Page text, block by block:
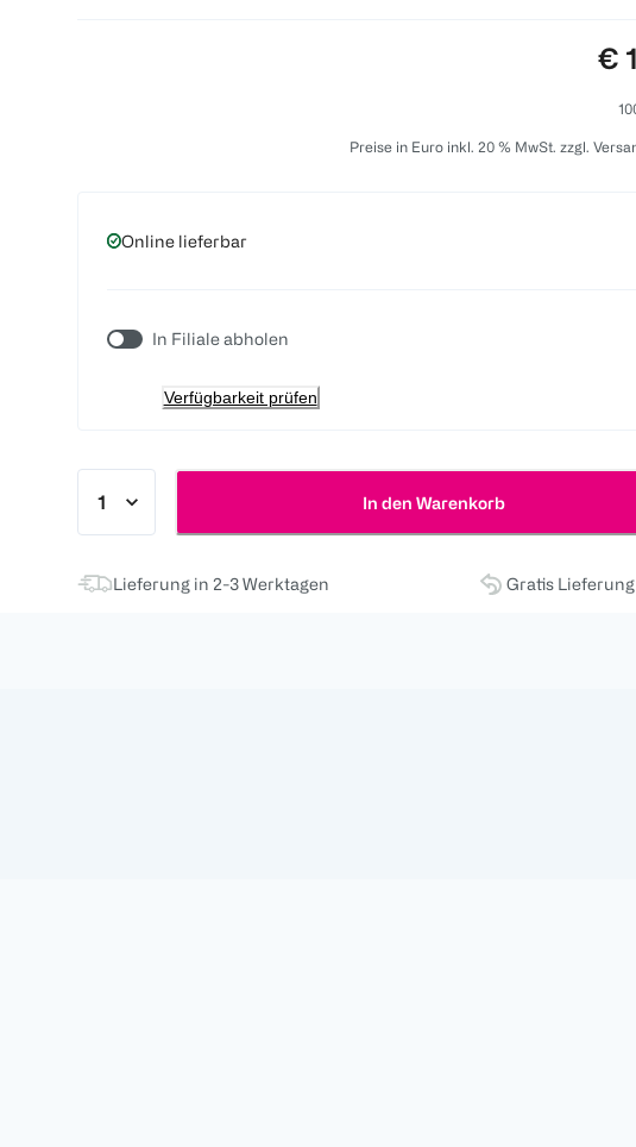
€
Preise in Euro inkl. 20 % MwSt. zzgl.
Online lieferbar
In Filiale abholen
Verfügbarkeit prüfen
In den Warenkorb
Lieferung in 2-3 Werktagen Gratis